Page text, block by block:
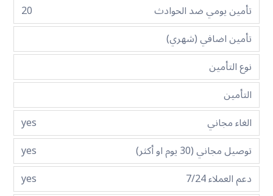
تأمين يومي ضد الحوادث
20
تأمين اضافي (شهري)
نوع التأمين
التأمين
الغاء مجاني
yes
توصيل مجاني (30 يوم او أكثر)
yes
دعم العملاء 7/24
yes